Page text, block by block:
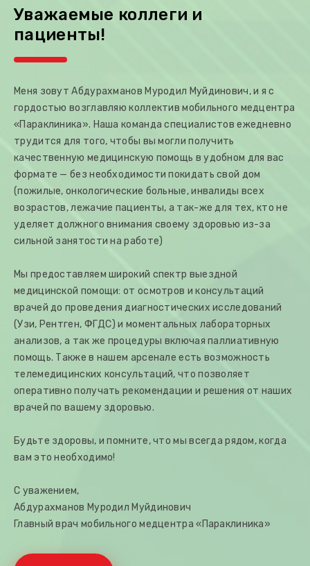
Уважаемые коллеги и
пациенты!
Меня зовут Абдурахманов Муродил Муйдинович, и я с
гордостью возглавляю коллектив мобильного медцентра
«Параклиника». Наша команда специалистов ежедневно
трудится для того, чтобы вы могли получить
качественную медицинскую помощь в удобном для вас
формате — без необходимости покидать свой дом
(пожилые, онкологические больные, инвалиды всех
возрастов, лежачие пациенты, а так-же для тех, кто не
уделяет должного внимания своему здоровью из-за
сильной занятости на работе)
Мы предоставляем широкий спектр выездной
медицинской помощи: от осмотров и консультаций
врачей до проведения диагностических исследований
(Узи, Рентген, ФГДС) и моментальных лабораторных
анализов, а так же процедуры включая паллиативную
помощь. Также в нашем арсенале есть возможность
телемедицинских консультаций, что позволяет
оперативно получать рекомендации и решения от наших
врачей по вашему здоровью.
Будьте здоровы, и помните, что мы всегда рядом, когда
вам это необходимо!
С уважением,
Абдурахманов Муродил Муйдинович
Главный врач мобильного медцентра «Параклиника»